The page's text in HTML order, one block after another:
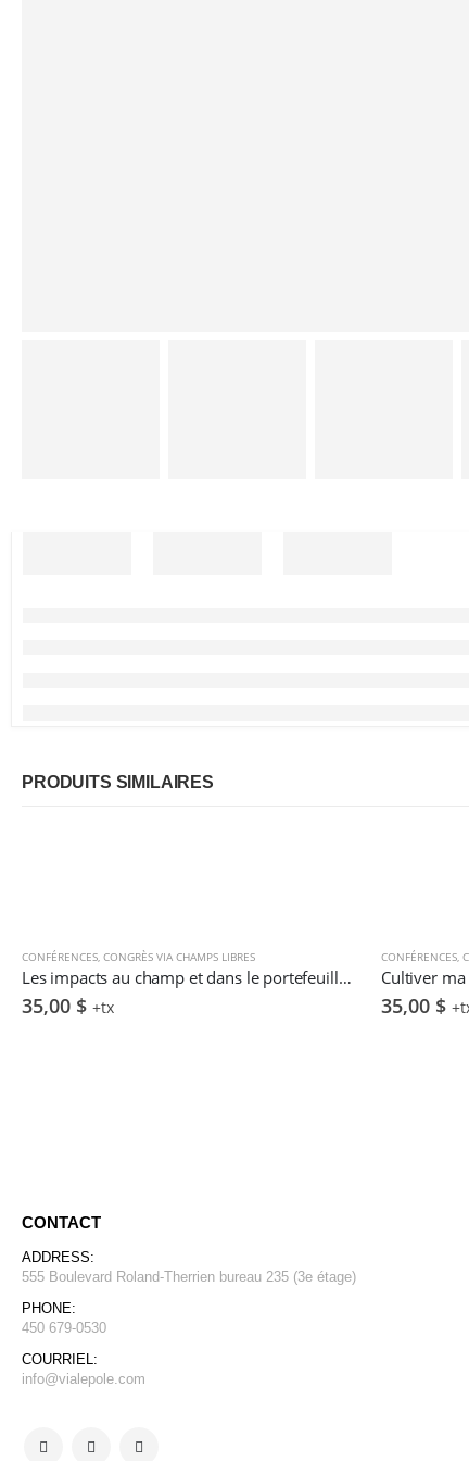
PRODUITS SIMILAIRES
CONFÉRENCES, CONGRÈS VIA CHAMPS LIBRES
Les impacts au champ et dans le portefeuille d’une transition vers une agriculture biologique – L. Labrecque, V. Tremblay & G. Beauchemin
35,00 $ +tx
CONFÉRENCES,
35,00 $
CONTACT
ADDRESS:
555 Boulevard Roland-Therrien bureau 235 (3e étage)
PHONE:
450 679-0530
COURRIEL:
info@vialepole.com